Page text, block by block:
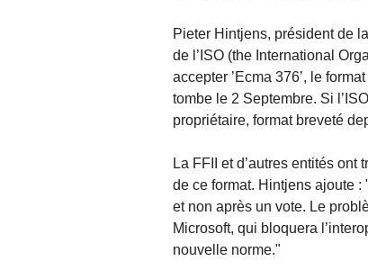
Pieter Hintjens, président de
de l’ISO (the International
accepter ’Ecma 376’, le
tombe le 2 Septembre. Si
propriétaire, format breveté
La FFII et d’autres entités
de ce format. Hintjens ajoute
et non après un vote. Le
Microsoft, qui bloquera
nouvelle norme."